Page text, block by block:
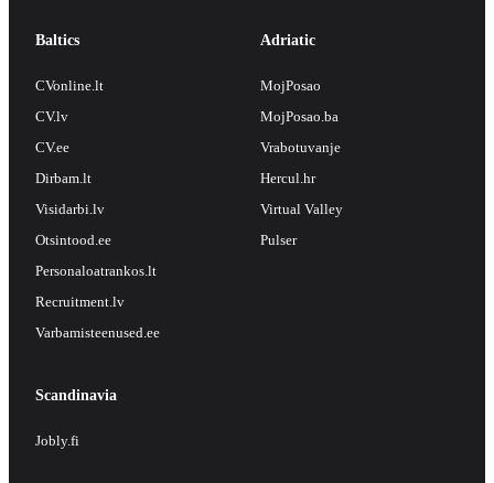
Baltics
CVonline.lt
CV.lv
CV.ee
Dirbam.lt
Visidarbi.lv
Otsintood.ee
Personaloatrankos.lt
Recruitment.lv
Varbamisteenused.ee
Adriatic
MojPosao
MojPosao.ba
Vrabotuvanje
Hercul.hr
Virtual Valley
Pulser
Scandinavia
Jobly.fi